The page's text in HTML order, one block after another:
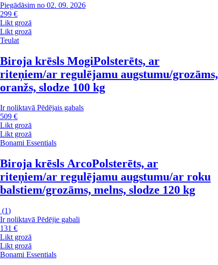
Piegādāsim no 02. 09. 2026
299 €
Likt grozā
Likt grozā
Teulat
Biroja krēsls MogiPolsterēts, ar
riteņiem/ar regulējamu augstumu/grozāms,
oranžs, slodze 100 kg
Ir noliktavā Pēdējais gabals
509 €
Likt grozā
Likt grozā
Bonami Essentials
Biroja krēsls ArcoPolsterēts, ar
riteņiem/ar regulējamu augstumu/ar roku
balstiem/grozāms, melns, slodze 120 kg
(1)
Ir noliktavā Pēdējie gabali
131 €
Likt grozā
Likt grozā
Bonami Essentials